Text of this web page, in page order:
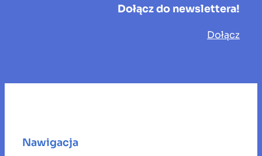
Dołącz do newslettera!
Dołącz
Nawigacja